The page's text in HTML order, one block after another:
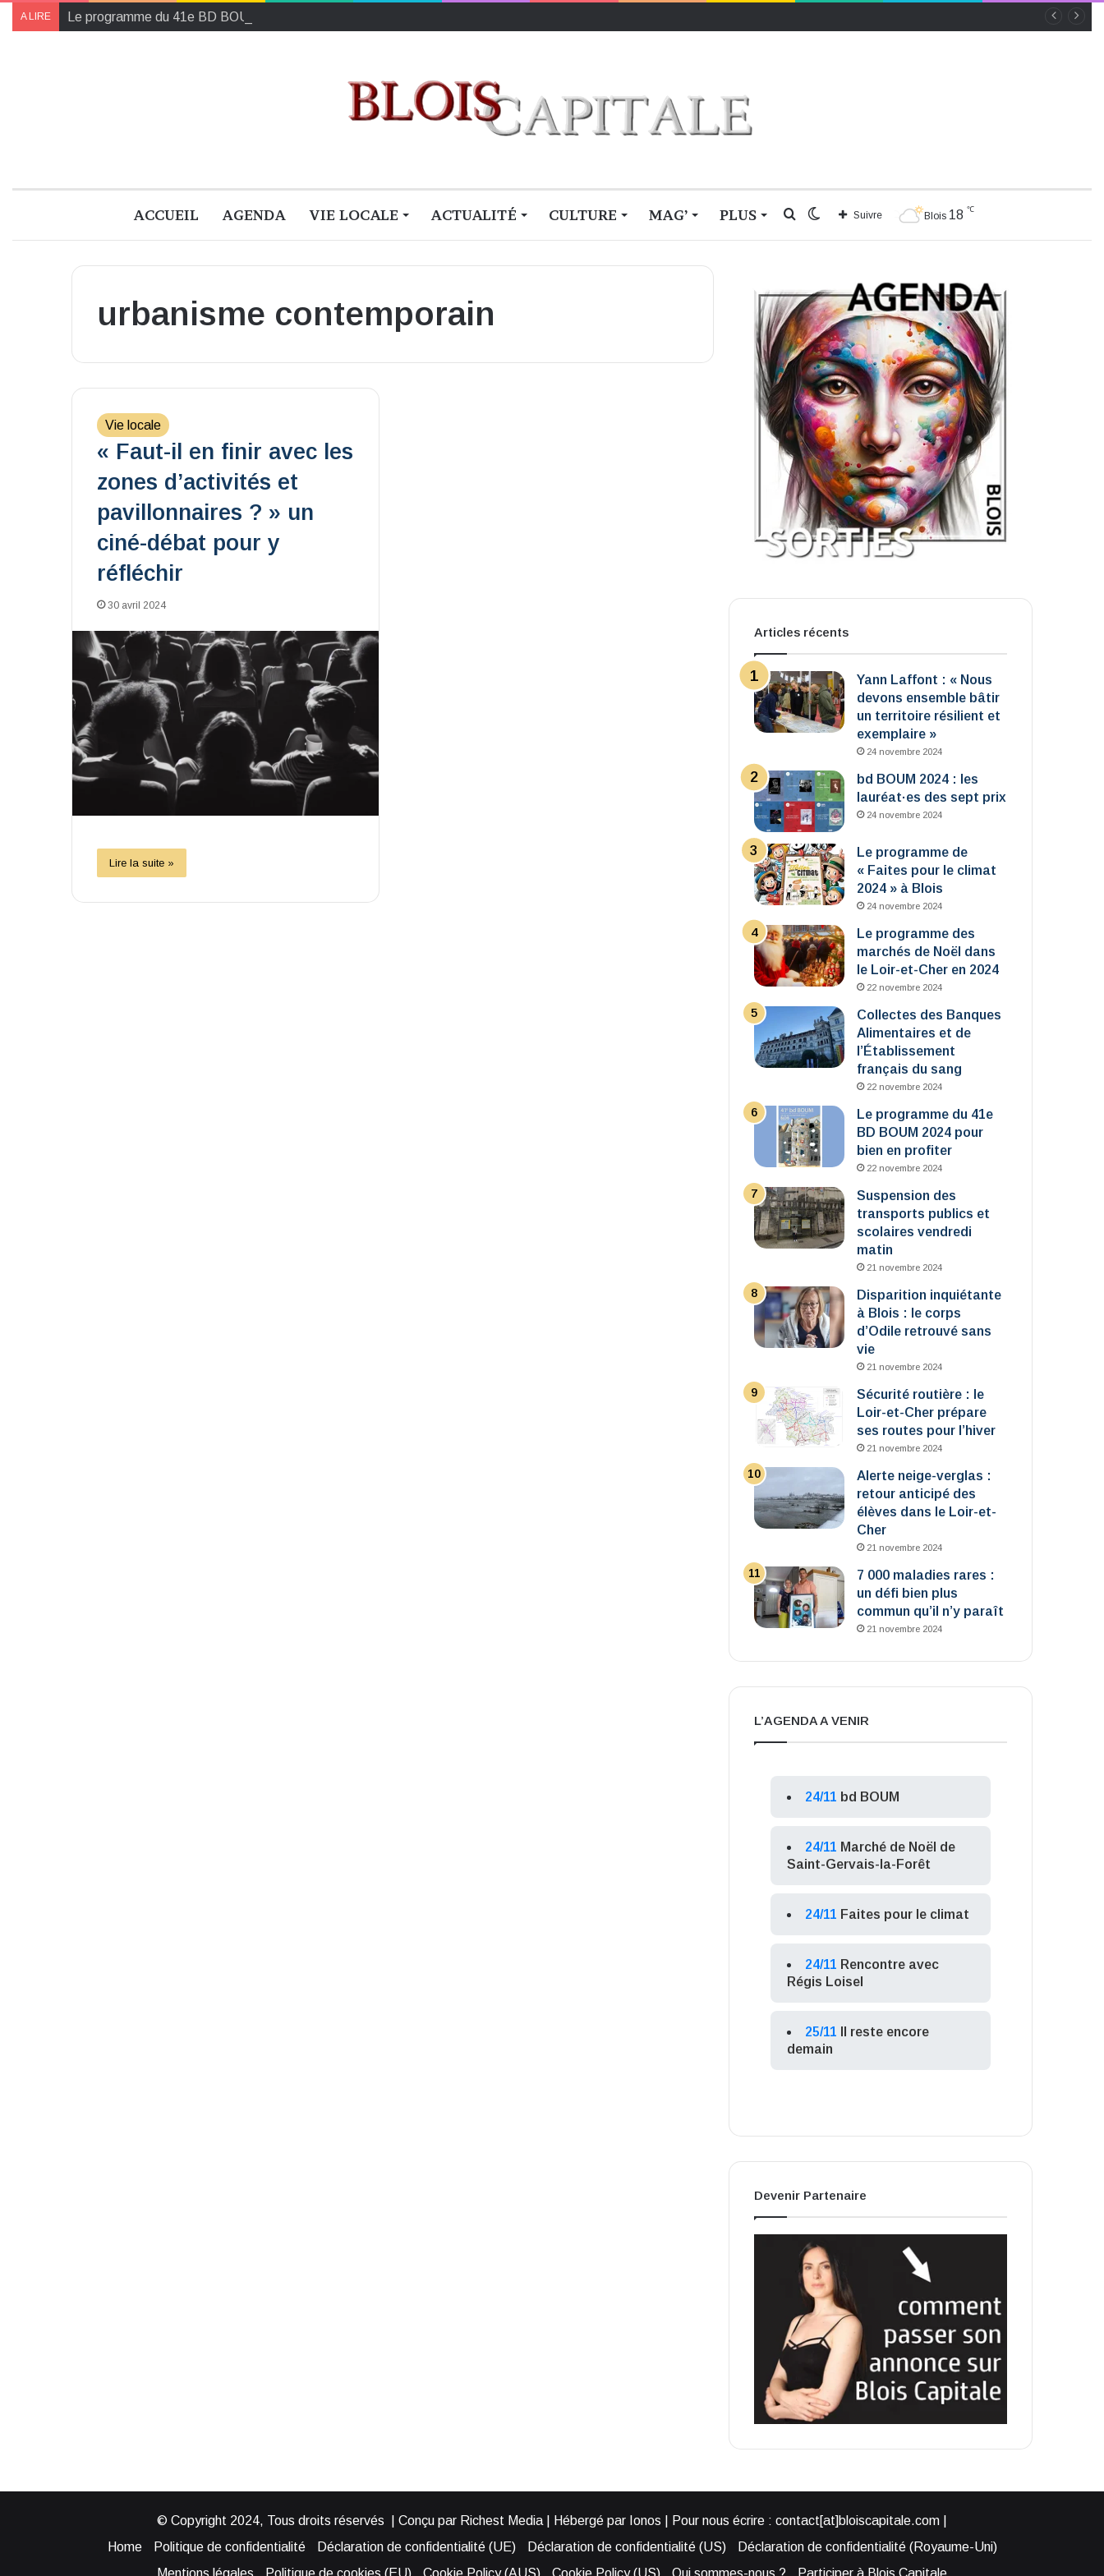
A LIRE Le programme du 41e BD BOUM 2024 pour bien en profiter
ACCUEIL AGENDA VIE LOCALE ACTUALITÉ CULTURE MAG’ PLUS Blois 18 ℃
Suivre
Switch
Rechercher
urbanisme contemporain
Vie locale
« Faut-il en finir avec les
zones d’activités et
pavillonnaires ? » un
ciné-débat pour y
réfléchir
30 avril 2024
Lire la suite »
Articles récents
Yann Laffont : « Nous
devons ensemble bâtir
un territoire résilient et
exemplaire »
24 novembre 2024
bd BOUM 2024 : les
lauréat·es des sept prix
24 novembre 2024
Le programme de
« Faites pour le climat
2024 » à Blois
24 novembre 2024
Le programme des
marchés de Noël dans
le Loir-et-Cher en 2024
22 novembre 2024
Collectes des Banques
Alimentaires et de
l’Établissement
français du sang
22 novembre 2024
Le programme du 41e
BD BOUM 2024 pour
bien en profiter
22 novembre 2024
Suspension des
transports publics et
scolaires vendredi
matin
21 novembre 2024
Disparition inquiétante
à Blois : le corps
d’Odile retrouvé sans
vie
21 novembre 2024
Sécurité routière : le
Loir-et-Cher prépare
ses routes pour l’hiver
21 novembre 2024
Alerte neige-verglas :
retour anticipé des
élèves dans le Loir-et-
Cher
21 novembre 2024
7 000 maladies rares :
un défi bien plus
commun qu’il n’y paraît
21 novembre 2024
L’AGENDA A VENIR
24/11 bd BOUM
24/11 Marché de Noël de
Saint-Gervais-la-Forêt
24/11 Faites pour le climat
24/11 Rencontre avec
Régis Loisel
25/11
Il reste encore
demain
Devenir Partenaire
© Copyright 2024, Tous droits réservés | Conçu par Richest Media | Hébergé par Ionos | Pour nous écrire : contact[at]bloiscapitale.com |
Home
Politique de confidentialité Déclaration de confidentialité (UE) Déclaration de confidentialité (US)
Déclaration de confidentialité (Royaume-Uni)
Mentions légales
Politique de cookies (EU) Cookie Policy (AUS) Cookie Policy (US) Qui sommes-nous ? Participer à Blois Capitale